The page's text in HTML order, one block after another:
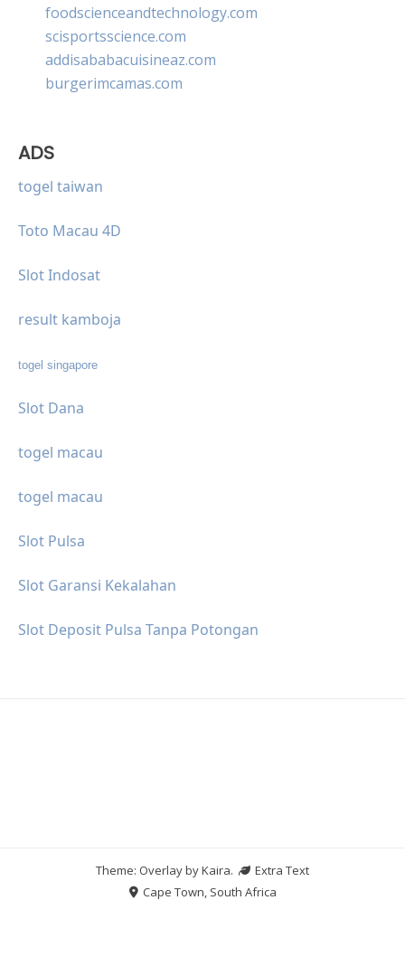
foodscienceandtechnology.com
scisportsscience.com
addisababacuisineaz.com
burgerimcamas.com
ADS
togel taiwan
Toto Macau 4D
Slot Indosat
result kamboja
togel singapore
Slot Dana
togel macau
togel macau
Slot Pulsa
Slot Garansi Kekalahan
Slot Deposit Pulsa Tanpa Potongan
Theme: Overlay byKaira.
Extra Text
Cape Town, South Africa